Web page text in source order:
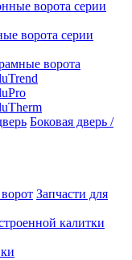
ворота серии
ворота
Боковая дверь /
Запчасти для
калитки